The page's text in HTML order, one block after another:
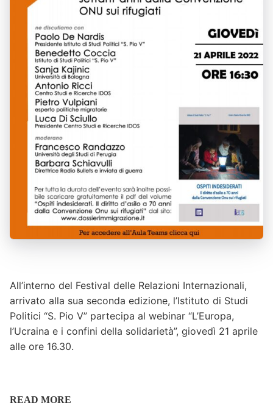
All’interno del Festival delle Relazioni Internazionali,
arrivato alla sua seconda edizione, l’Istituto di Studi
Politici “S. Pio V” partecipa al webinar “L’Europa,
l’Ucraina e i confini della solidarietà”, giovedì 21 aprile
alle ore 16.30.
READ MORE